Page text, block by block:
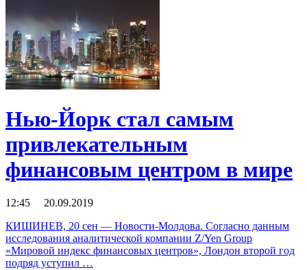
Нью-Йорк стал самым
привлекательным
финансовым центром в мире
12:45 20.09.2019
КИШИНЕВ, 20 сен — Новости-Молдова. Согласно данным
исследования аналитической компании Z/Yen Group
«Мировой индекс финансовых центров», Лондон второй год
подряд уступил …